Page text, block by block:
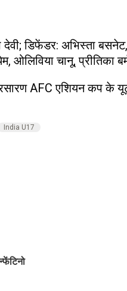
डिफेंडर: अभिस्ता
चानू, प्रीतिका
AFC एशियन कप के
India U17